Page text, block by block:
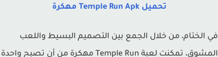
تحميل Temple Run Apk مهكرة
الختام، من خلال الجمع بين التصميم البسيط واللعب
المشوق، تمكنت لعبة Temple Run مهكرة من أن تصبح واحدة